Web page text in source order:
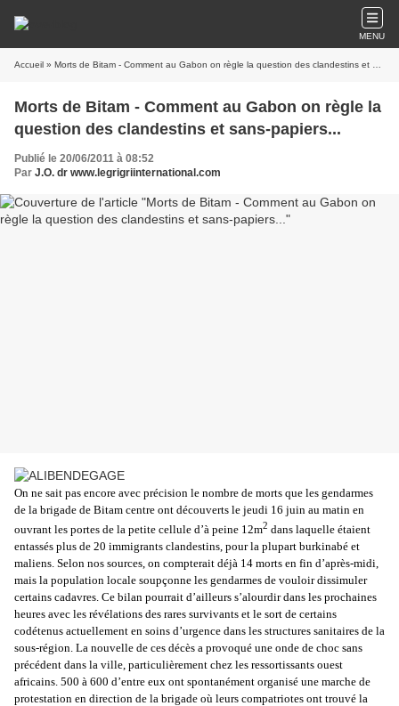
MENU
Accueil » Morts de Bitam - Comment au Gabon on règle la question des clandestins et sans-papiers...
Morts de Bitam - Comment au Gabon on règle la
question des clandestins et sans-papiers...
Publié le 20/06/2011 à 08:52
Par J.O. dr www.legrigriinternational.com
On ne sait pas encore avec précision le nombre de morts que les gendarmes
de la brigade de Bitam centre ont découverts le jeudi 16 juin au matin en
ouvrant les portes de la petite cellule d’à peine 12m2 dans laquelle étaient
entassés plus de 20 immigrants clandestins, pour la plupart burkinabé et
maliens. Selon nos sources, on compterait déjà 14 morts en fin d’après-midi,
mais la population locale soupçonne les gendarmes de vouloir dissimuler
certains cadavres. Ce bilan pourrait d’ailleurs s’alourdir dans les prochaines
heures avec les révélations des rares survivants et le sort de certains
codétenus actuellement en soins d’urgence dans les structures sanitaires de la
sous-région. La nouvelle de ces décès a provoqué une onde de choc sans
précédent dans la ville, particulièrement chez les ressortissants ouest
africains. 500 à 600 d’entre eux ont spontanément organisé une marche de
protestation en direction de la brigade où leurs compatriotes ont trouvé la